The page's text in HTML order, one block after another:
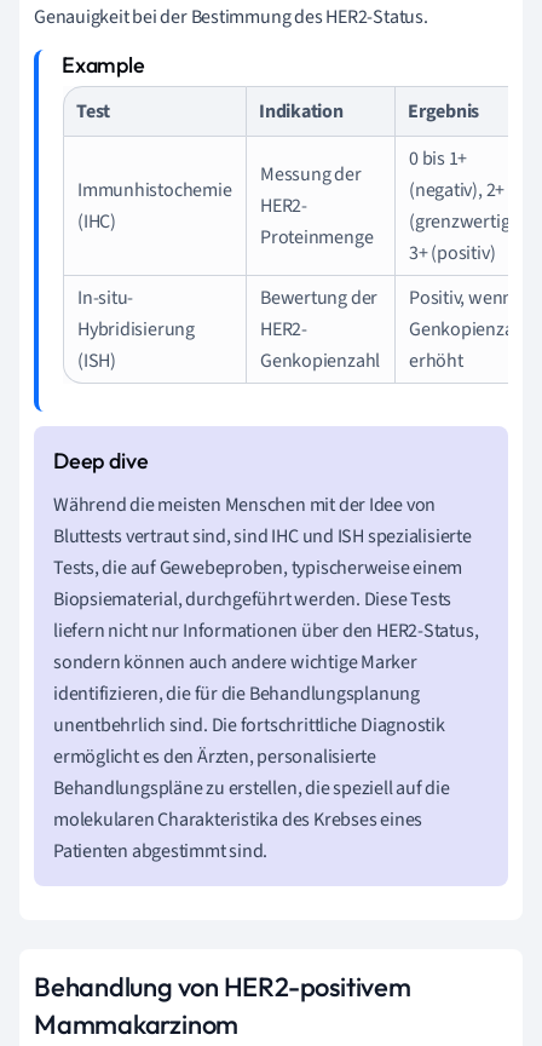
Genauigkeit bei der Bestimmung des HER2-Status.
Test Indikation Ergebnis
Immunhistochemie
(IHC)
Messung der
HER2-
Proteinmenge
0 bis 1+
(negativ), 2+
(grenzwertig),
3+ (positiv)
In-situ-
Hybridisierung
(ISH)
Bewertung der
HER2-
Genkopienzahl
Positiv, wenn
Genkopienzahl
erhöht
Während die meisten Menschen mit der Idee von
Bluttests vertraut sind, sind IHC und ISH spezialisierte
Tests, die auf Gewebeproben, typischerweise einem
Biopsiematerial, durchgeführt werden. Diese Tests
liefern nicht nur Informationen über den HER2-Status,
sondern können auch andere wichtige Marker
identifizieren, die für die Behandlungsplanung
unentbehrlich sind. Die fortschrittliche Diagnostik
ermöglicht es den Ärzten, personalisierte
Behandlungspläne zu erstellen, die speziell auf die
molekularen Charakteristika des Krebses eines
Patienten abgestimmt sind.
Behandlung von HER2-positivem
Mammakarzinom